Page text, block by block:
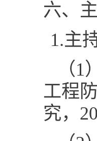
六、
1.主
（
工程
究，